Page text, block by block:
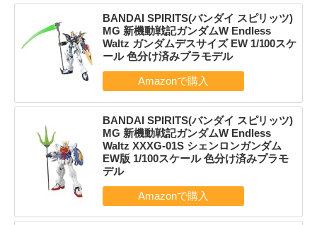
BANDAI SPIRITS(バンダイ スピリッツ)
MG 新機動戦記ガンダムW Endless
Waltz ガンダムデスサイズ EW 1/100スケ
ール 色分け済みプラモデル
BANDAI SPIRITS(バンダイ スピリッツ)
MG 新機動戦記ガンダムW Endless
Waltz XXXG-01S シェンロンガンダム
EW版 1/100スケール 色分け済みプラモ
デル